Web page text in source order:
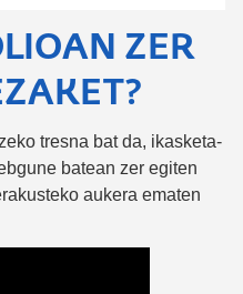
ZER
tresna bat da, ikasketa-
batean zer egiten
aukera ematen